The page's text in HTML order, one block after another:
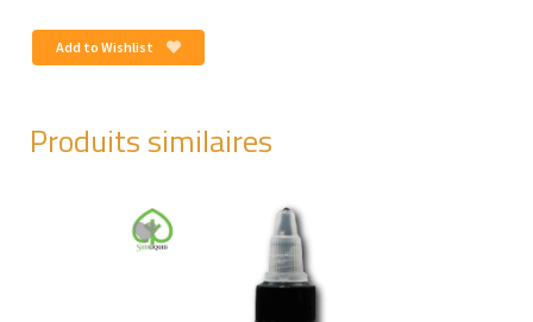
Add to Wishlist
Produits similaires